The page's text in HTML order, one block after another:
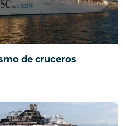
de cruceros